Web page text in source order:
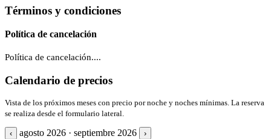
Términos y condiciones
Política de cancelación
Política de cancelación....
Calendario de precios
Vista de los próximos meses con precio por noche y noches mínimas. La reserva
se realiza desde el formulario lateral.
‹ agosto 2026 · septiembre 2026 ›